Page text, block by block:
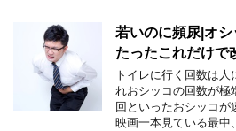
若いのに頻尿|オ
たったこれだけで
トイレに行く回数は
れおシッコの回数が極
回といったおシッコが
映画一本見ている最中